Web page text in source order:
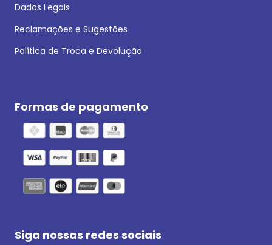
Dados Legais
Reclamações e Sugestões
Política de Troca e Devolução
Formas de pagamento
Siga nossas redes sociais